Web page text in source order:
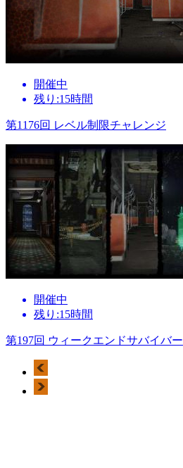
開催中
残り:15時間
第1176回 レベル制限チャレンジ
開催中
残り:15時間
第197回 ウィークエンドサバイバー